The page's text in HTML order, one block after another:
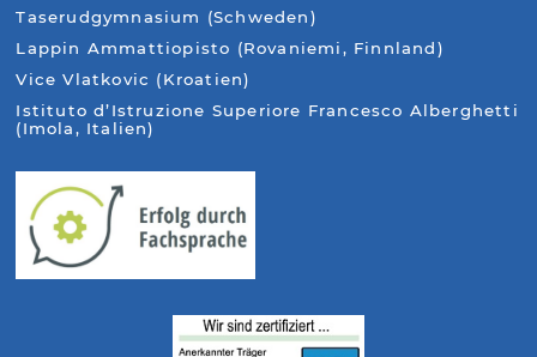
Taserudgymnasium (Schweden)
Lappin Ammattiopisto (Rovaniemi, Finnland)
Vice Vlatkovic (Kroatien)
Istituto d’Istruzione Superiore Francesco Alberghetti
(Imola, Italien)